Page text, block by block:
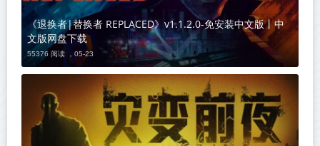
《退换者|替换者 REPLACED》v1.1.2.0-免安装中文版丨中
文版网盘下载
55376 阅读 ， 05-23